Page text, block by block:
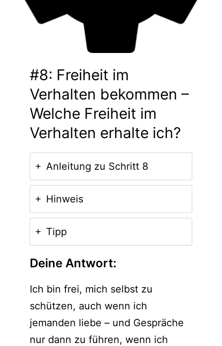
#8: Freiheit im
Verhalten bekommen –
Welche Freiheit im
Verhalten erhalte ich?
Anleitung zu Schritt 8
Hinweis
Tipp
Deine Antwort:
Ich bin frei, mich selbst zu
schützen, auch wenn ich
jemanden liebe – und Gespräche
nur dann zu führen, wenn ich